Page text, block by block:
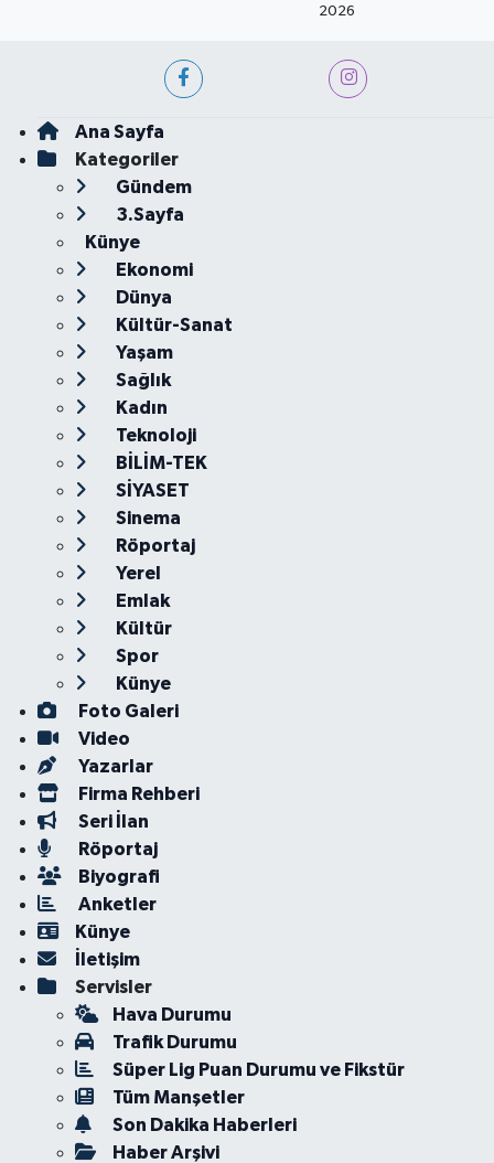
2026
Ana Sayfa
Kategoriler
Gündem
3.Sayfa
Künye
Ekonomi
Dünya
Kültür-Sanat
Yaşam
Sağlık
Kadın
Teknoloji
BİLİM-TEK
SİYASET
Sinema
Röportaj
Yerel
Emlak
Kültür
Spor
Künye
Foto Galeri
Video
Yazarlar
Firma Rehberi
Seri İlan
Röportaj
Biyografi
Anketler
Künye
İletişim
Servisler
Hava Durumu
Trafik Durumu
Süper Lig Puan Durumu ve Fikstür
Tüm Manşetler
Son Dakika Haberleri
Haber Arşivi